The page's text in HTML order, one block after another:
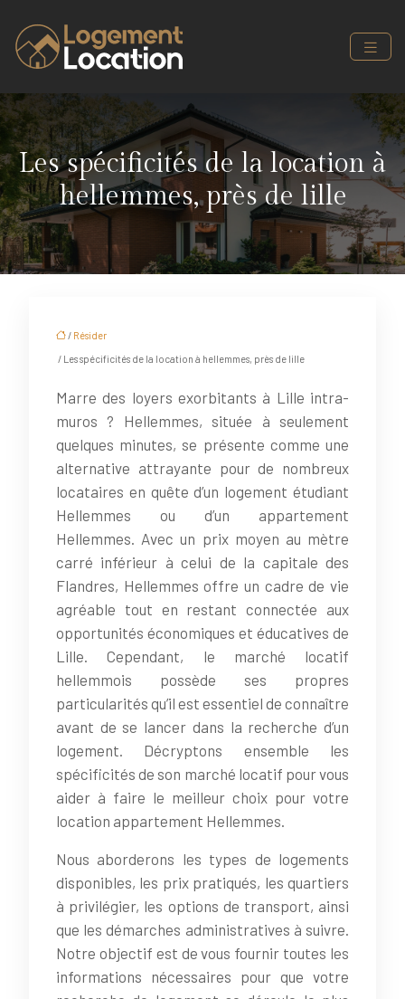
Les spécificités de la location à
hellemmes, près de lille
/ Résider
/ Les spécificités de la location à hellemmes, près de lille
Marre des loyers exorbitants à Lille intra-
muros ? Hellemmes, située à seulement
quelques minutes, se présente comme une
alternative attrayante pour de nombreux
locataires en quête d’un logement étudiant
Hellemmes ou d’un appartement
Hellemmes. Avec un prix moyen au mètre
carré inférieur à celui de la capitale des
Flandres, Hellemmes offre un cadre de vie
agréable tout en restant connectée aux
opportunités économiques et éducatives de
Lille. Cependant, le marché locatif
hellemmois possède ses propres
particularités qu’il est essentiel de connaître
avant de se lancer dans la recherche d’un
logement. Décryptons ensemble les
spécificités de son marché locatif pour vous
aider à faire le meilleur choix pour votre
location appartement Hellemmes.
Nous aborderons les types de logements
disponibles, les prix pratiqués, les quartiers
à privilégier, les options de transport, ainsi
que les démarches administratives à suivre.
Notre objectif est de vous fournir toutes les
informations nécessaires pour que votre